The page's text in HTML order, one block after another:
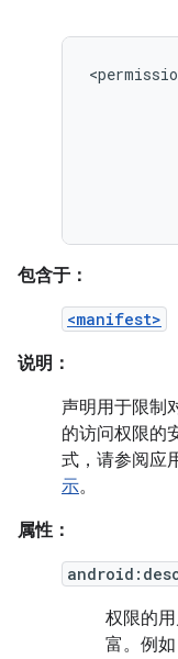
包含于：
<manifest>
说明：
声明用于限制
的访问权限的
式，请参阅应
示。
属性：
权限的
富。例